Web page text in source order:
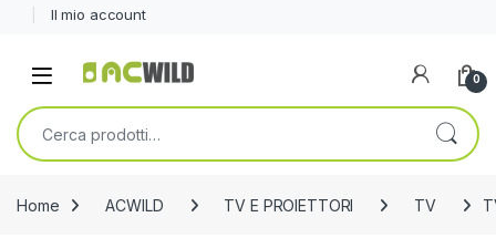
Il mio account
0
Cerca:
Home ACWILD TV E PROIETTORI TV